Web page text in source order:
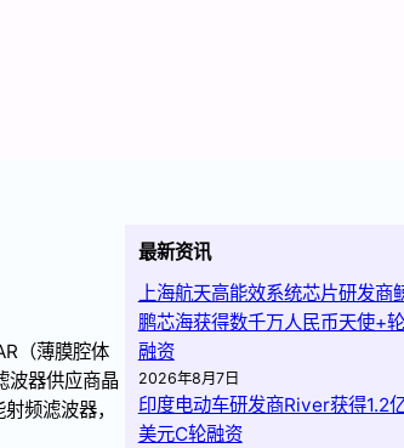
（薄膜腔体
波器供应商晶
频滤波器，
最新资讯
上海航天高能效系统芯片研发商
鹏芯海获得数千万人民币天使+轮
融资
2026年8月7日
印度电动车研发商River获得1.2
美元C轮融资